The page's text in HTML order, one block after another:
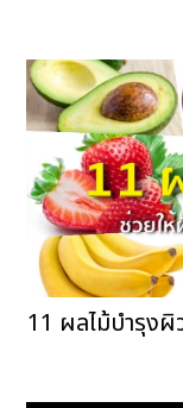
11 ผลไม้บำรุง